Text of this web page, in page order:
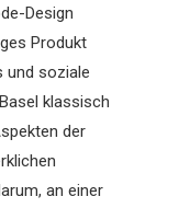
Design
Produkt
und soziale
klassisch
der
an einer